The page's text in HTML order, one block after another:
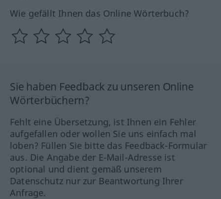
Wie gefällt Ihnen das Online Wörterbuch?
Sie haben Feedback zu unseren Online
Wörterbüchern?
Fehlt eine Übersetzung, ist Ihnen ein Fehler
aufgefallen oder wollen Sie uns einfach mal
loben? Füllen Sie bitte das Feedback-Formular
aus. Die Angabe der E-Mail-Adresse ist
optional und dient gemäß unserem
Datenschutz nur zur Beantwortung Ihrer
Anfrage.